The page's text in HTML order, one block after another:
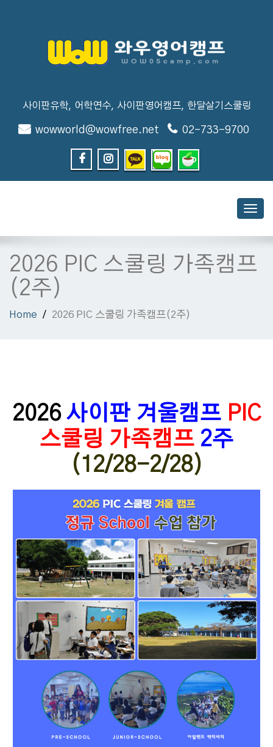
사이판유학, 어학연수, 사이판영어캠프, 한달살기스쿨링
wowworld@wowfree.net 02-733-9700
2026 PIC 스쿨링 가족캠프
(2주)
Home 2026 PIC 스쿨링 가족캠프(2주)
2026 사이판 겨울캠프 PIC
스쿨링 가족캠프 2주
(12/28-2/28)